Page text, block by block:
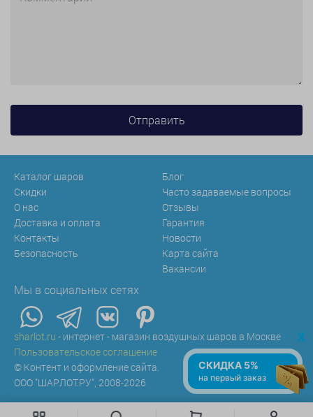
Каталог шаров
Скидки
О нас
Доставка и оплата
Контакты
Безопасность
Блог
Часто задаваемые вопросы
Отзывы
Гарантия
Новости
Карта сайта
Вакансии
Мы в социальных сетях
sharlot.ru - интернет - магазин воздушных шаров в Москве
Пользовательское соглашение
© Контент и оформление сайта.
ООО "ШАРЛОТ.РУ", 2008-2026
x
СКИДКА 5%
на первый заказ